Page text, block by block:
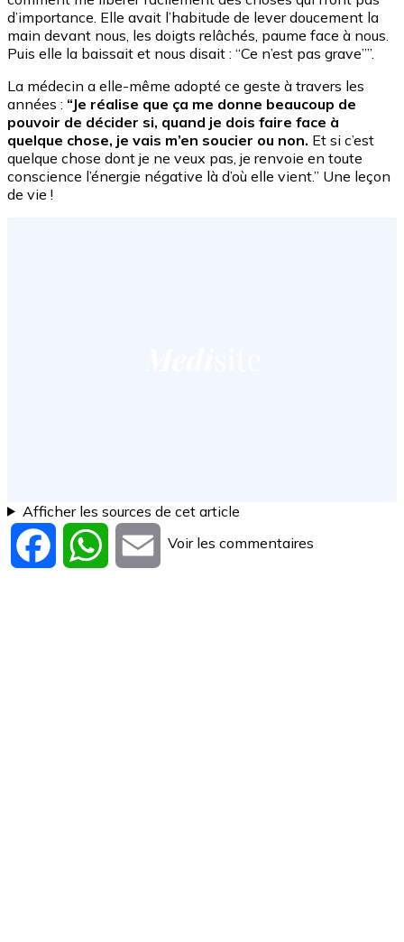
d’importance. Elle avait l’habitude de lever doucement la
main devant nous, les doigts relâchés, paume face à nous.
Puis elle la baissait et nous disait : “Ce n’est pas grave””.
La médecin a elle-même adopté ce geste à travers les
années : “Je réalise que ça me donne beaucoup de
pouvoir de décider si, quand je dois faire face à
quelque chose, je vais m’en soucier ou non. Et si c’est
quelque chose dont je ne veux pas, je renvoie en toute
conscience l’énergie négative là d’où elle vient.” Une leçon
de vie !
Afficher les sources de cet article
Facebook WhatsApp
Email
Voir les commentaires